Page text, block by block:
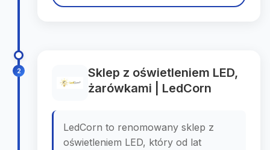
2
Sklep z oświetleniem LED,
żarówkami | LedCorn
LedCorn to renomowany sklep z
oświetleniem LED, który od lat